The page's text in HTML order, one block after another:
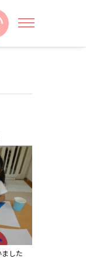
した